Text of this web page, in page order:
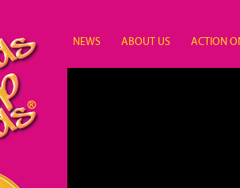
NEWS ABOUT US ACTION